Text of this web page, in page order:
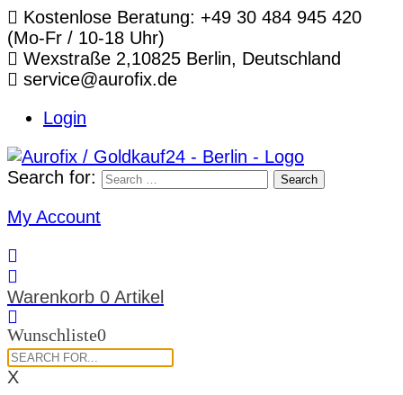
Telefon:
Kostenlose Beratung: +49 30 484 945 420
(Mo-Fr / 10-18 Uhr)
Standort:
Wexstraße 2,10825 Berlin, Deutschland
E-
service@aurofix.de
Login
Search for: Search
My Account
Warenkorb 0 Artikel
Wunschliste0
X